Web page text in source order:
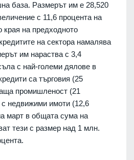
база. Размерът им е 28,520
с 11,6 процента на
на предходното
на сектора намалява
им нараства с 3,4
с най-големи дялове в
са търговия (25
промишленост (21
недвижими имоти (12,6
март в общата сума на
тези с размер над 1 млн.